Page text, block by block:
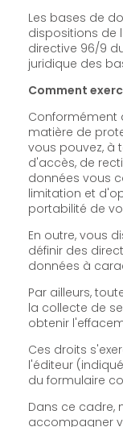
Les bases de
dispositions de
directive 96/9
juridique des
Comment
Conformément
matière de
vous pouvez, à
d'accès, de
données vous concernant
limitation et
En outre, vous
définir des
données à
Par ailleurs,
la collecte de
obtenir
Ces droits
l'éditeur (indiqué ci-
du formulaire
Dans ce cadre,
accompagner